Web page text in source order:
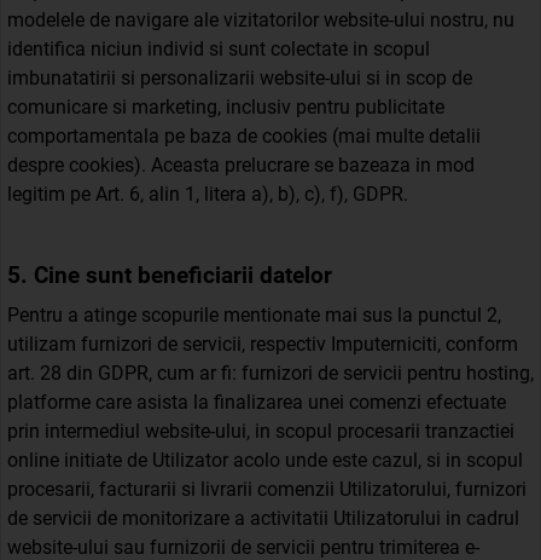
modelele de navigare ale vizitatorilor website-ului nostru, nu
identifica niciun individ si sunt colectate in scopul
imbunatatirii si personalizarii website-ului si in scop de
comunicare si marketing, inclusiv pentru publicitate
comportamentala pe baza de cookies (mai multe detalii
despre cookies). Aceasta prelucrare se bazeaza in mod
legitim pe Art. 6, alin 1, litera a), b), c), f), GDPR.
5. Cine sunt beneficiarii datelor
Pentru a atinge scopurile mentionate mai sus la punctul 2,
utilizam furnizori de servicii, respectiv Imputerniciti, conform
art. 28 din GDPR, cum ar fi: furnizori de servicii pentru hosting,
platforme care asista la finalizarea unei comenzi efectuate
prin intermediul website-ului, in scopul procesarii tranzactiei
online initiate de Utilizator acolo unde este cazul, si in scopul
procesarii, facturarii si livrarii comenzii Utilizatorului, furnizori
de servicii de monitorizare a activitatii Utilizatorului in cadrul
website-ului sau furnizorii de servicii pentru trimiterea e-